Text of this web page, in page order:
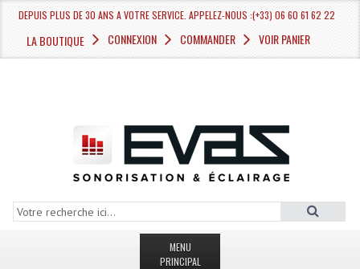
DEPUIS PLUS DE 30 ANS A VOTRE SERVICE. APPELEZ-NOUS :(+33) 06 60 61 62 22
LA BOUTIQUE CONNEXION COMMANDER VOIR PANIER
MENU
PRINCIPAL